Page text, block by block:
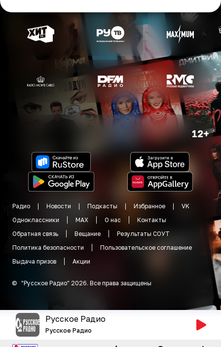
12+
Радио Новости Подкасты Избранное
VK
Одноклассники
MAX О нас
Контакты
Обратная связь
Вещание
Результаты СОУТ
Политика безопасности
Пользовательское соглашение
Выдача призов
Акции
© "Русское Радио" 2026. Все права защищены
Русское Радио
Русское Радио